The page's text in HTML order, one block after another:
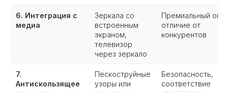
6. Интеграция с
медиа
Зеркала со
встроенным
экраном,
телевизор
через зеркало
Премиальный
отличие от
конкурентов
7.
Антискользящее
Пескоструйные
узоры или
Безопасность,
соответствие